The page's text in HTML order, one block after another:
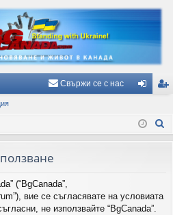
Свържи се с нас
з ис
(“BgCanada”,
вие се съгласявате на условиата
не използвайте “BgCanada”.